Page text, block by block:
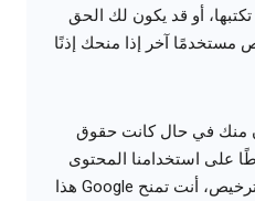
أو قد يكون لك الحق
آخر إذا منحك إذنًا
منك في حال كانت حقوق
على استخدامنا المحتوى
الخاص بك. ومن خلال هذا الترخيص، أنت تمنح Google هذا